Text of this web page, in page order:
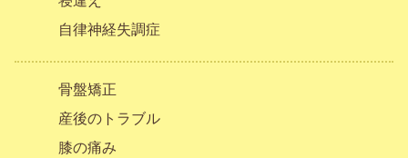
自律神経失調症
骨盤矯正
産後のトラブル
膝の痛み